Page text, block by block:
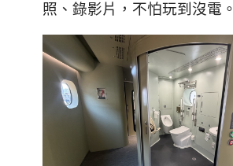
照、錄影片，不怕玩到沒電。